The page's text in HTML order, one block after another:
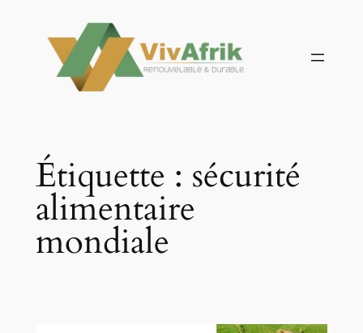
contenu
Étiquette : sécurité
alimentaire
mondiale